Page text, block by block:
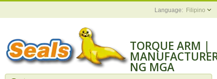
Filipino
TORQUE ARM |
NG MGA